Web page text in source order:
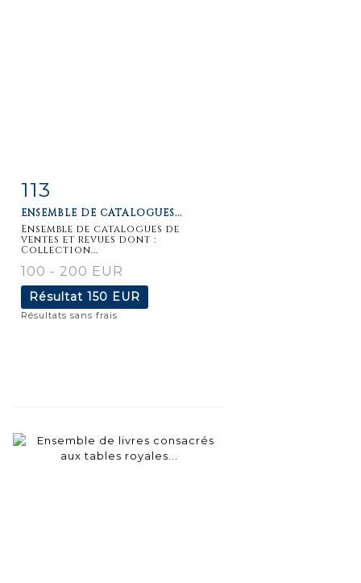
détaillée
113
ENSEMBLE DE CATALOGUES...
Ensemble de catalogues de
ventes et revues dont :
Collection...
100 - 200 EUR
Résultat 150 EUR
Résultats sans frais